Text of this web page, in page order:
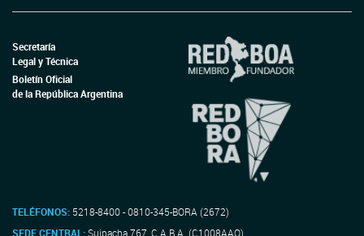
Secretaría
Legal y Técnica
Boletín Oficial
de la República Argentina
TELÉFONOS: 5218-8400 - 0810-345-BORA (2672)
SEDE CENTRAL:Suipacha 767, C.A.B.A. (C1008AAO)